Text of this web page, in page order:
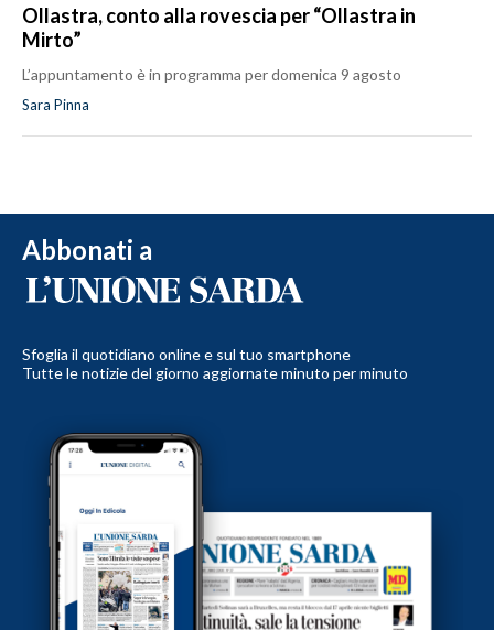
Ollastra, conto alla rovescia per “Ollastra in
Mirto”
L’appuntamento è in programma per domenica 9 agosto
Sara Pinna
Abbonati a
Sfoglia il quotidiano online e sul tuo smartphone
Tutte le notizie del giorno aggiornate minuto per minuto